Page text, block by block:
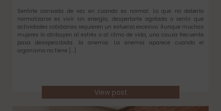
Sentirte cansada de vez en cuando es normal. Lo que no debería
normalizarse es vivir sin energía, despertarte agotada o sentir que
actividades cotidianas requieren un esfuerzo excesivo. Aunque muchas
mujeres lo atribuyen al estrés o al ritmo de vida, una causa frecuente
pasa desapercibida: la anemia. La anemia aparece cuando el
organismo no tiene […]
View post